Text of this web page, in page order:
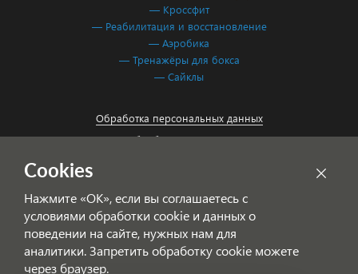
— Кроссфит
— Реабилитация и восстановление
— Аэробика
— Тренажёры для бокса
— Сайклы
Обработка персональных данных
Согласие на обработку персональных данных
Cookies
Нажмите «ОК», если вы соглашаетесь с
условиями обработки cookie и данных о
поведении на сайте, нужных нам для
аналитики. Запретить обработку cookie можете
через браузер.